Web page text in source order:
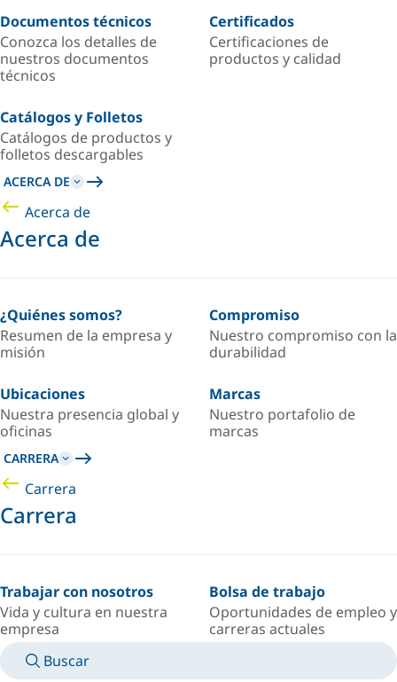
Documentos técnicos
Conozca los detalles de
nuestros documentos
técnicos
Certificados
Certificaciones de
productos y calidad
Catálogos y Folletos
Catálogos de productos y
folletos descargables
ACERCA DE
Acerca de
Acerca de
¿Quiénes somos?
Resumen de la empresa y
misión
Compromiso
Nuestro compromiso con la
durabilidad
Ubicaciones
Nuestra presencia global y
oficinas
Marcas
Nuestro portafolio de
marcas
CARRERA
Carrera
Carrera
Trabajar con nosotros
Vida y cultura en nuestra
empresa
Bolsa de trabajo
Oportunidades de empleo y
carreras actuales
Buscar